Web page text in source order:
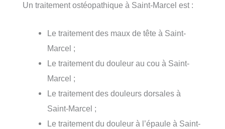
Un traitement ostéopathique à Saint-Marcel est :
Le traitement des maux de tête à Saint-
Marcel ;
Le traitement du douleur au cou à Saint-
Marcel ;
Le traitement des douleurs dorsales à
Saint-Marcel ;
Le traitement du douleur à l’épaule à Saint-